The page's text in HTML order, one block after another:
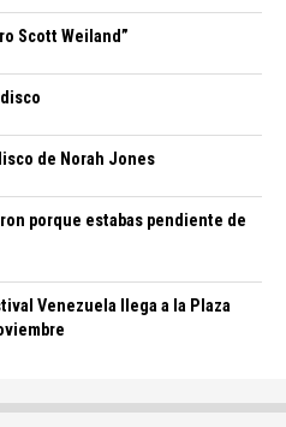
Scott Weiland”
de Norah Jones
porque estabas pendiente de
Venezuela llega a la Plaza